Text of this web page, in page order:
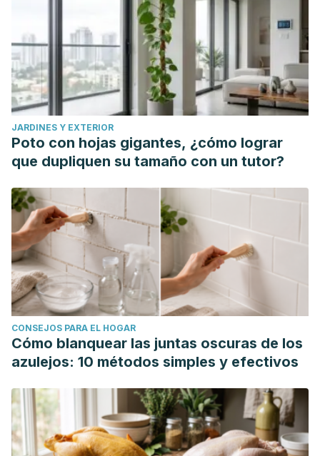
JARDINES Y EXTERIOR
Poto con hojas gigantes, ¿cómo lograr
que dupliquen su tamaño con un tutor?
CONSEJOS PARA EL HOGAR
Cómo blanquear las juntas oscuras de los
azulejos: 10 métodos simples y efectivos